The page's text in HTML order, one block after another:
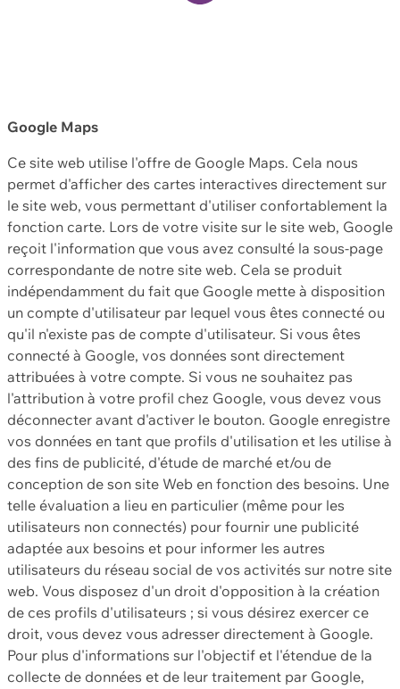
Google Maps
Ce site web utilise l'offre de Google Maps. Cela nous
permet d'afficher des cartes interactives directement sur
le site web, vous permettant d'utiliser confortablement la
fonction carte. Lors de votre visite sur le site web, Google
reçoit l'information que vous avez consulté la sous-page
correspondante de notre site web. Cela se produit
indépendamment du fait que Google mette à disposition
un compte d'utilisateur par lequel vous êtes connecté ou
qu'il n'existe pas de compte d'utilisateur. Si vous êtes
connecté à Google, vos données sont directement
attribuées à votre compte. Si vous ne souhaitez pas
l'attribution à votre profil chez Google, vous devez vous
déconnecter avant d'activer le bouton. Google enregistre
vos données en tant que profils d'utilisation et les utilise à
des fins de publicité, d'étude de marché et/ou de
conception de son site Web en fonction des besoins. Une
telle évaluation a lieu en particulier (même pour les
utilisateurs non connectés) pour fournir une publicité
adaptée aux besoins et pour informer les autres
utilisateurs du réseau social de vos activités sur notre site
web. Vous disposez d'un droit d'opposition à la création
de ces profils d'utilisateurs ; si vous désirez exercer ce
droit, vous devez vous adresser directement à Google.
Pour plus d'informations sur l'objectif et l'étendue de la
collecte de données et de leur traitement par Google,